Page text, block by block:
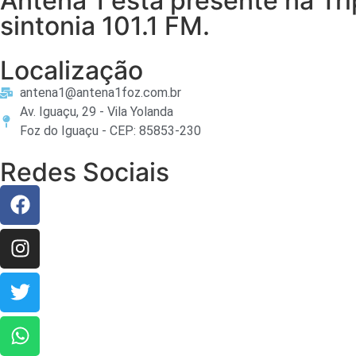
sintonia 101.1 FM.
Localização
antena1@antena1foz.com.br
Av. Iguaçu, 29 - Vila Yolanda
Foz do Iguaçu - CEP: 85853-230
Redes Sociais